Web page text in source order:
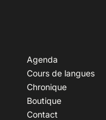
Agenda
Cours de langues
Chronique
Boutique
Contact